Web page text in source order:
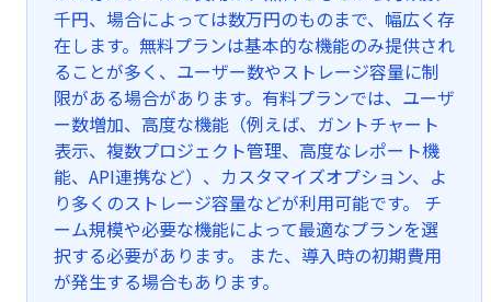
千円、場合によっては数万円のものまで、幅広く存
在します。無料プランは基本的な機能のみ提供され
ることが多く、ユーザー数やストレージ容量に制
限がある場合があります。有料プランでは、ユーザ
ー数増加、高度な機能（例えば、ガントチャート
表示、複数プロジェクト管理、高度なレポート機
能、API連携など）、カスタマイズオプション、よ
り多くのストレージ容量などが利用可能です。 チ
ーム規模や必要な機能によって最適なプランを選
択する必要があります。 また、導入時の初期費用
が発生する場合もあります。